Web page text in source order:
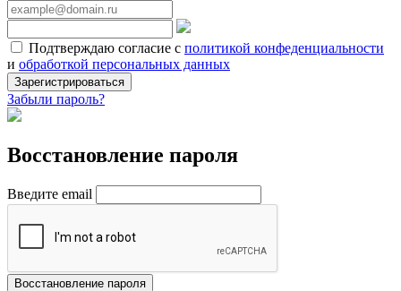
Подтверждаю согласие с политикой конфеденциальности
и обработкой персональных данных
Зарегистрироваться
Забыли пароль?
Восстановление пароля
Введите email
Восстановление пароля